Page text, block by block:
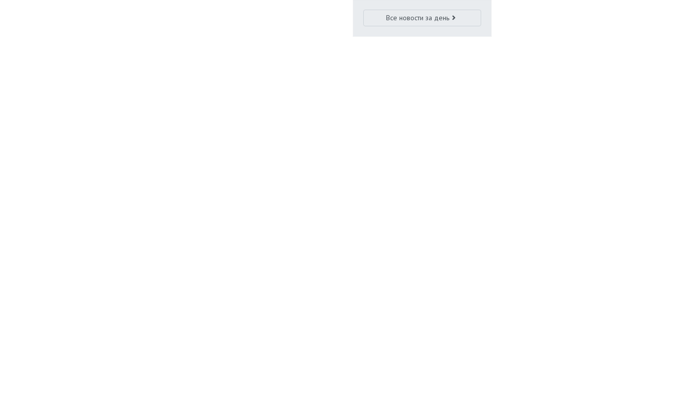
Все новости за день